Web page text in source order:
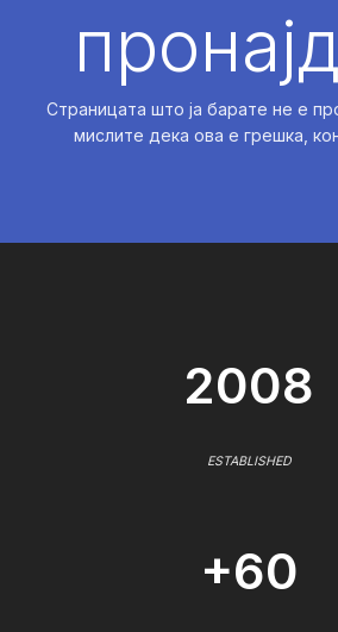
Страницата што ја барате не е
мислите дека ова е грешка,
2008
ESTABLISHED
+60